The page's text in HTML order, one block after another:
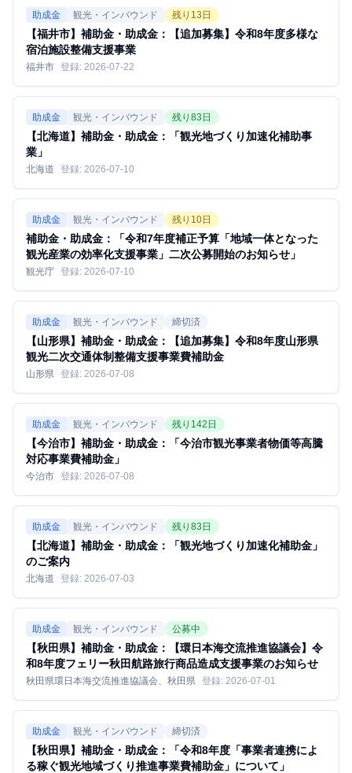
助成金 観光・インバウンド 残り 13 日
【福井市】補助金・助成金：【追加募集】令和8年度多様な
宿泊施設整備支援事業
福井市 登録: 2026-07-22
助成金 観光・インバウンド 残り 83 日
【北海道】補助金・助成金：「観光地づくり加速化補助事
業」
北海道 登録: 2026-07-10
助成金 観光・インバウンド 残り 10日
補助金・助成金：「令和7年度補正予算「地域一体となった
観光産業の効率化支援事業」二次公募開始のお知らせ」
観光庁 登録: 2026-07-10
助成金 観光・インバウンド 締切済
【山形県】補助金・助成金：【追加募集】令和8年度山形県
観光二次交通体制整備支援事業費補助金
山形県 登録: 2026-07-08
助成金 観光・インバウンド 残り 142 日
【今治市】補助金・助成金：「今治市観光事業者物価等高騰
対応事業費補助金」
今治市 登録: 2026-07-08
助成金 観光・インバウンド 残り 83 日
【北海道】補助金・助成金：「観光地づくり加速化補助金」
のご案内
北海道 登録: 2026-07-03
助成金 観光・インバウンド 公募中
【秋田県】補助金・助成金：【環日本海交流推進協議会】令
和8年度フェリー秋田航路旅行商品造成支援事業のお知らせ
秋田県環日本海交流推進協議会、秋田県 登録: 2026-07-01
助成金 観光・インバウンド 締切済
【秋田県】補助金・助成金：「令和8年度「事業者連携によ
る稼ぐ観光地域づくり推進事業費補助金」について」